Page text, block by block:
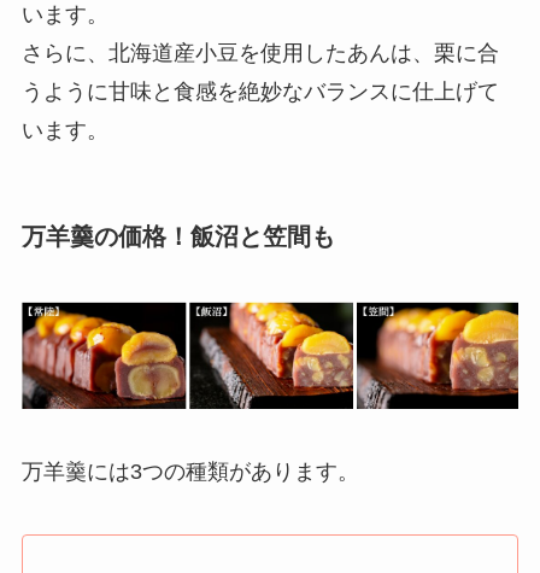
います。
さらに、北海道産小豆を使用したあんは、栗に合
うように甘味と食感を絶妙なバランスに仕上げて
います。
万羊羹の価格！飯沼と笠間も
万羊羹には3つの種類があります。